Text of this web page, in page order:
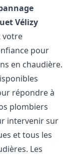
Vélizy
votre
pour
en chaudière.
répondre à
plombiers
intervenir sur
et tous les
Les